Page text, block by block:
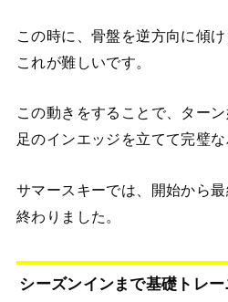
この時に、骨盤を逆方向に傾
これが難しいです。
この動きをすることで、ター
足のインエッジを立てて完璧
サマースキーでは、開始から
終わりました。
シーズンインまで基礎トレ